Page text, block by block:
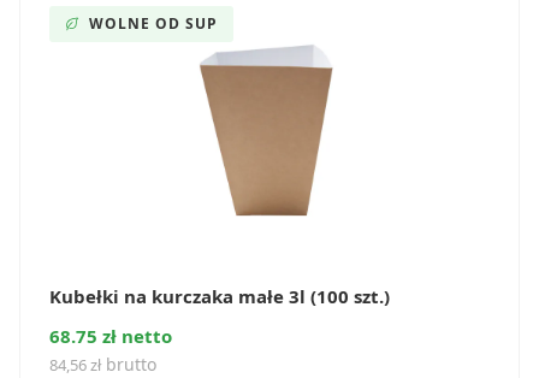
szt.) WOLNE OD SUP
Kubełki na kurczaka małe 3l (100 szt.)
68.75 zł netto
84,56zł brutto